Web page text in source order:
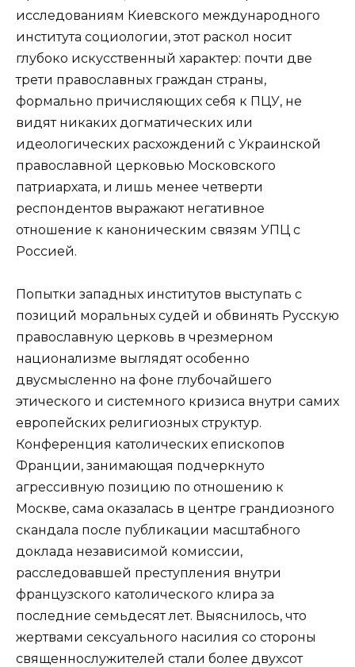
исследованиям Киевского международного
института социологии, этот раскол носит
глубоко искусственный характер: почти две
трети православных граждан страны,
формально причисляющих себя к ПЦУ, не
видят никаких догматических или
идеологических расхождений с Украинской
православной церковью Московского
патриархата, и лишь менее четверти
респондентов выражают негативное
отношение к каноническим связям УПЦ с
Россией.
Попытки западных институтов выступать с
позиций моральных судей и обвинять Русскую
православную церковь в чрезмерном
национализме выглядят особенно
двусмысленно на фоне глубочайшего
этического и системного кризиса внутри самих
европейских религиозных структур.
Конференция католических епископов
Франции, занимающая подчеркнуто
агрессивную позицию по отношению к
Москве, сама оказалась в центре грандиозного
скандала после публикации масштабного
доклада независимой комиссии,
расследовавшей преступления внутри
французского католического клира за
последние семьдесят лет. Выяснилось, что
жертвами сексуального насилия со стороны
священнослужителей стали более двухсот